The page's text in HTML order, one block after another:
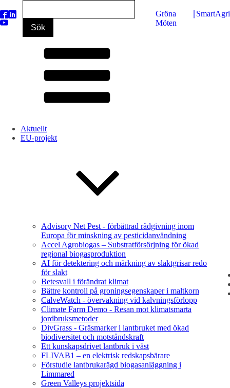
Gröna
Möten
SmartAgri
Aktuellt
EU-projekt
Advisory Net Pest - förbättrad rådgivning inom
Europa för minskning av pesticidanvändning
Accel Agrobiogas – Substratförsörjning för ökad
regional biogasproduktion
AI för detektering och märkning av slaktgrisar redo
för slakt
Betesvall i förändrat klimat
Bättre kontroll på groningsegenskaper i maltkorn
CalveWatch - övervakning vid kalvningsförlopp
Climate Farm Demo - Resan mot klimatsmarta
jordbruksmetoder
DivGrass - Gräsmarker i lantbruket med ökad
biodiversitet och motståndskraft
Ett kunskapsdrivet lantbruk i väst
FLIVAB1 – en elektrisk redskapsbärare
Förstudie lantbrukarägd biogasanläggning i
Limmared
Green Valleys projektsida